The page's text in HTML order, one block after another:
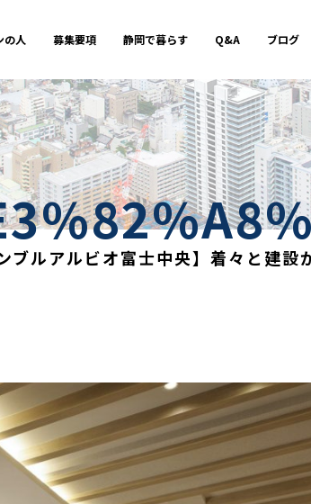
の人 募集要項 静岡で暮らす Q&A ブログ
ブルアルビオ富士中央】着々と建設